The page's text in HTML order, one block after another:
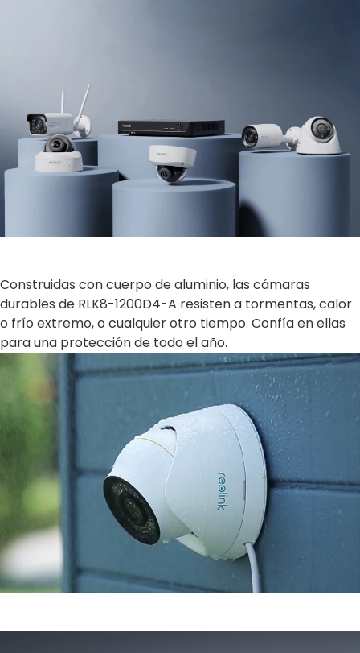
Construidas con cuerpo de aluminio, las cámaras
durables de RLK8-1200D4-A resisten a tormentas, calor
o frío extremo, o cualquier otro tiempo. Confía en ellas
para una protección de todo el año.